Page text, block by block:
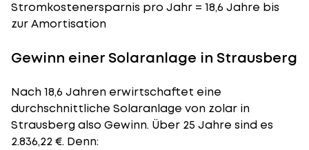
Stromkostenersparnis pro Jahr = 18,6 Jahre bis
zur Amortisation
Gewinn einer Solaranlage in Strausberg
Nach 18,6 Jahren erwirtschaftet eine
durchschnittliche Solaranlage von zolar in
Strausberg also Gewinn. Über 25 Jahre sind es
2.836,22 €. Denn: